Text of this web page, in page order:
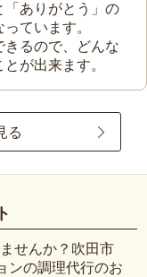
「ありがとう」の
ています。
きるので、どんな
が出来ます。
る
せんか？吹田市
ンの調理代行のお